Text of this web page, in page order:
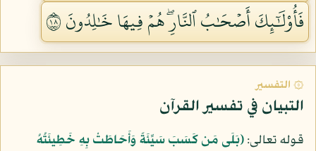
فَأُوْلَٰٓئِكَ أَصۡحَٰبُ ٱلنَّارِۖ هُمۡ فِيهَا خَٰلِدُونَ ٨١
۞ التفسير
التبيان في تفسير القرآن
قوله تعالى:﴿بَلَى مَن كَسَبَ سَيِّئَةً وَأَحَاطَتْ بِهِ خَطِيئَتُهُ